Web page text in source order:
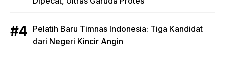
Pelatih Baru Timnas Indonesia: Tiga Kandidat
dari Negeri Kincir Angin